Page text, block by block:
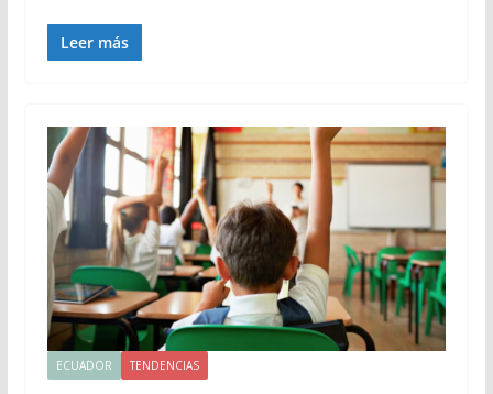
Leer más
ECUADOR TENDENCIAS